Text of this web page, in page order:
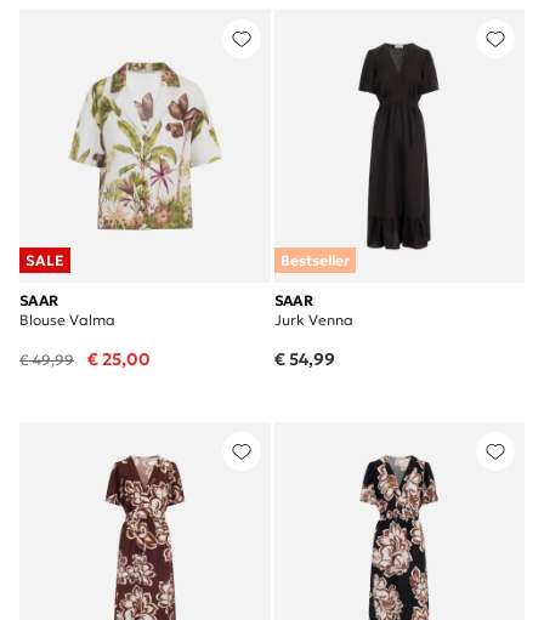
SALE
SAAR
Blouse Valma
€ 49,99 € 25,00
Bestseller
SAAR
Jurk Venna
€ 54,99